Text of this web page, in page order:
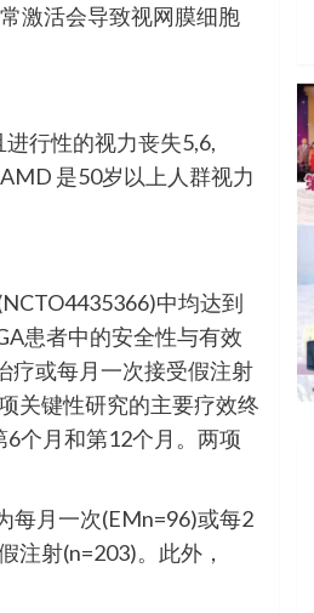
激活会导致视网膜细胞
行性的视力丧失5,6,
是50岁以上人群视力
中均达到
患者中的安全性与有效
疗或每月一次接受假注射
关键性研究的主要疗效终
个月和第12个月。两项
每月一次(EMn=96)或每2
注射(n=203)。此外，